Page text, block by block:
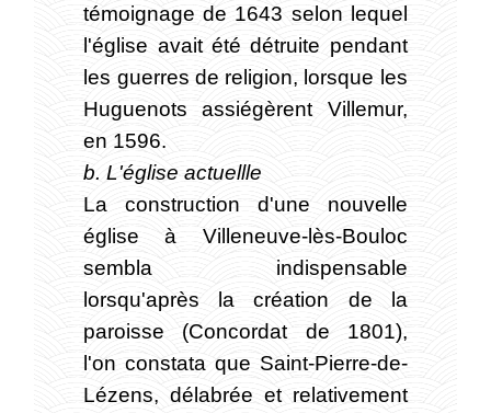
témoignage de 1643 selon lequel
l'église avait été détruite pendant
les guerres de religion, lorsque les
Huguenots assiégèrent Villemur,
en 1596.
b. L'église actuellle
La construction d'une nouvelle
église à Villeneuve-lès-Bouloc
sembla indispensable
lorsqu'après la création de la
paroisse (Concordat de 1801),
l'on constata que Saint-Pierre-de-
Lézens, délabrée et relativement